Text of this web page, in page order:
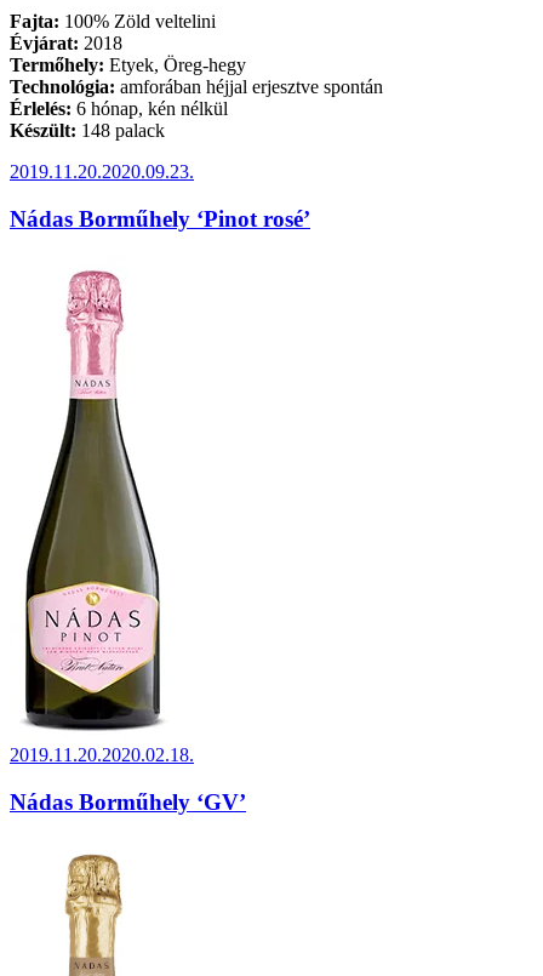
Fajta: 100% Zöld veltelini
Évjárat: 2018
Termőhely: Etyek, Öreg-hegy
Technológia: amforában héjjal erjesztve spontán
Érlelés: 6 hónap, kén nélkül
Készült: 148 palack
Beküldve:
2019.11.20.2020.09.23.
Nádas Borműhely ‘Pinot rosé’
Beküldve:
2019.11.20.2020.02.18.
Nádas Borműhely ‘GV’